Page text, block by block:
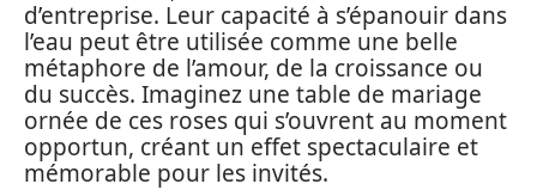
d’entreprise. Leur capacité à s’épanouir dans
l’eau peut être utilisée comme une belle
métaphore de l’amour, de la croissance ou
du succès. Imaginez une table de mariage
ornée de ces roses qui s’ouvrent au moment
opportun, créant un effet spectaculaire et
mémorable pour les invités.